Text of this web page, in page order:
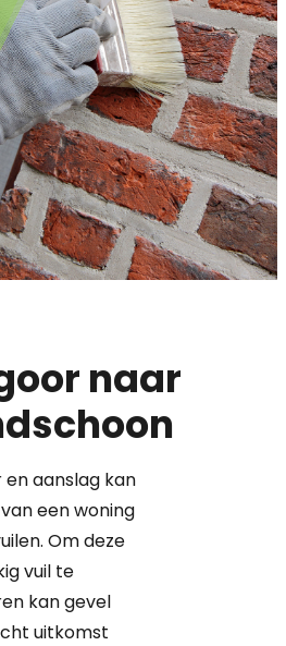
naar
en aanslag kan
een woning
Om deze
vuil te
kan gevel
uitkomst